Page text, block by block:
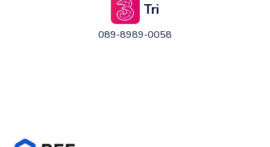
Tri
089-8989-0058